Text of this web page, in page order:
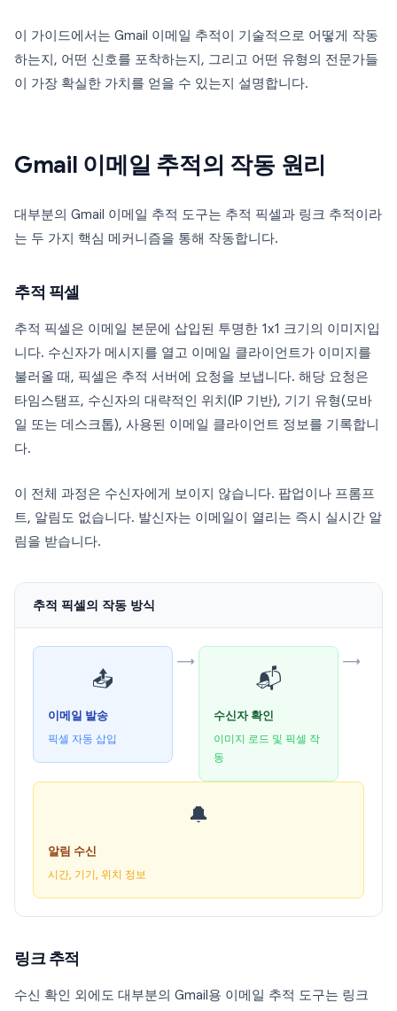
이 가이드에서는 Gmail 이메일 추적이 기술적으로 어떻게 작동
하는지, 어떤 신호를 포착하는지, 그리고 어떤 유형의 전문가들
이 가장 확실한 가치를 얻을 수 있는지 설명합니다.
Gmail 이메일 추적의 작동 원리
대부분의 Gmail 이메일 추적 도구는 추적 픽셀과 링크 추적이라
는 두 가지 핵심 메커니즘을 통해 작동합니다.
추적 픽셀
추적 픽셀은 이메일 본문에 삽입된 투명한 1x1 크기의 이미지입
니다. 수신자가 메시지를 열고 이메일 클라이언트가 이미지를
불러올 때, 픽셀은 추적 서버에 요청을 보냅니다. 해당 요청은
타임스탬프, 수신자의 대략적인 위치(IP 기반), 기기 유형(모바
일 또는 데스크톱), 사용된 이메일 클라이언트 정보를 기록합니
다.
이 전체 과정은 수신자에게 보이지 않습니다. 팝업이나 프롬프
트, 알림도 없습니다. 발신자는 이메일이 열리는 즉시 실시간 알
림을 받습니다.
추적 픽셀의 작동 방식
📤
이메일 발송
픽셀 자동 삽입
→
📬
수신자 확인
이미지 로드 및 픽셀 작
동
→
🔔
알림 수신
시간, 기기, 위치 정보
링크 추적
수신 확인 외에도 대부분의 Gmail용 이메일 추적 도구는 링크